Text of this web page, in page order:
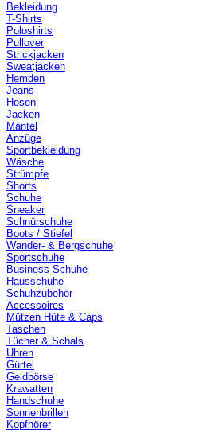
Bekleidung
T-Shirts
Poloshirts
Pullover
Strickjacken
Sweatjacken
Hemden
Jeans
Hosen
Jacken
Mäntel
Anzüge
Sportbekleidung
Wäsche
Strümpfe
Shorts
Schuhe
Sneaker
Schnürschuhe
Boots / Stiefel
Wander- & Bergschuhe
Sportschuhe
Business Schuhe
Hausschuhe
Schuhzubehör
Accessoires
Mützen Hüte & Caps
Taschen
Tücher & Schals
Uhren
Gürtel
Geldbörse
Krawatten
Handschuhe
Sonnenbrillen
Kopfhörer